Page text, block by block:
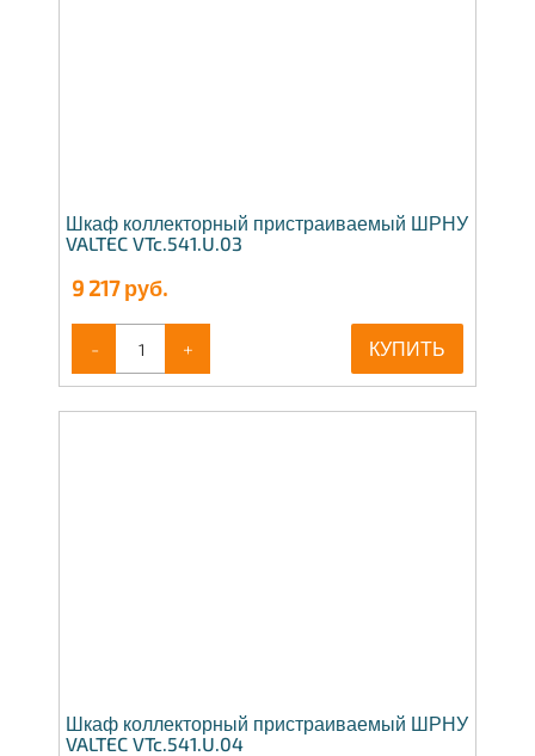
Шкаф коллекторный пристраиваемый ШРНУ
VALTEC VTc.541.U.03
9 217руб.
- + КУПИТЬ
Шкаф коллекторный пристраиваемый ШРНУ
VALTEC VTc.541.U.04